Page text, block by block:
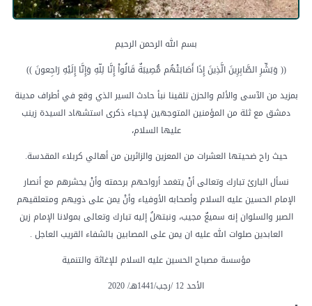
بسم الله الرحمن الرحيم
(( وَبَشِّرِ الصَّابِرِينَ الَّذِينَ إِذَا أَصَابَتْهُم مُّصِيبَةٌ قَالُواْ إِنَّا لِلّهِ وَإِنَّا إِلَيْهِ رَاجِعونَ ))
بمزيد من الآسى والألم والحزن تلقينا نبأ حادث السير الذي وقع في أطراف مدينة
دمشق مع ثلة من المؤمنين المتوجهين لإحياء ذكرى استشهاد السيدة زينب
عليها السلام،
حيث راح ضحيتها العشرات من المعزين والزائرين من أهالي كربلاء المقدسة.
نسأل البارئ تبارك وتعالى أنْ يتغمد أرواحهم برحمته وأنْ يحشرهم مع أنصار
الإمام الحسين عليه السلام وأصحابه الأوفياء وأنْ يمن على ذويهم ومتعلقيهم
الصبر والسلوان إنه سميعٌ مجيب، ونبتهلُ إليه تبارك وتعالى بمولانا الإمام زين
العابدين صلوات الله عليه ان يمن على المصابين بالشفاء القريب العاجل .
مؤسسة مصباح الحسين عليه السلام للإغاثة والتنمية
الأحد 12 /رجب/1441هـ/ 2020